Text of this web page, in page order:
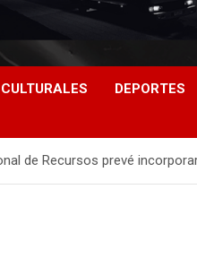
CULTURALES DEPORTES
de Recursos prevé